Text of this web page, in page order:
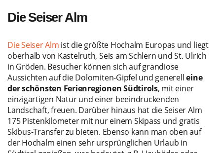
Die Seiser Alm
Die Seiser Alm ist die größte Hochalm Europas und liegt
oberhalb von Kastelruth, Seis am Schlern und St. Ulrich
in Gröden. Besucher können sich auf grandiose
Aussichten auf die Dolomiten-Gipfel und generelleine
der schönsten Ferienregionen Südtirols, mit einer
einzigartigen Natur und einer beeindruckenden
Landschaft, freuen. Darüber hinaus hat die Seiser Alm
175 Pistenkilometer mit nur einem Skipass und gratis
Skibus-Transfer zu bieten. Ebenso kann man oben auf
der Hochalm einen sehr ursprünglichen Urlaub in